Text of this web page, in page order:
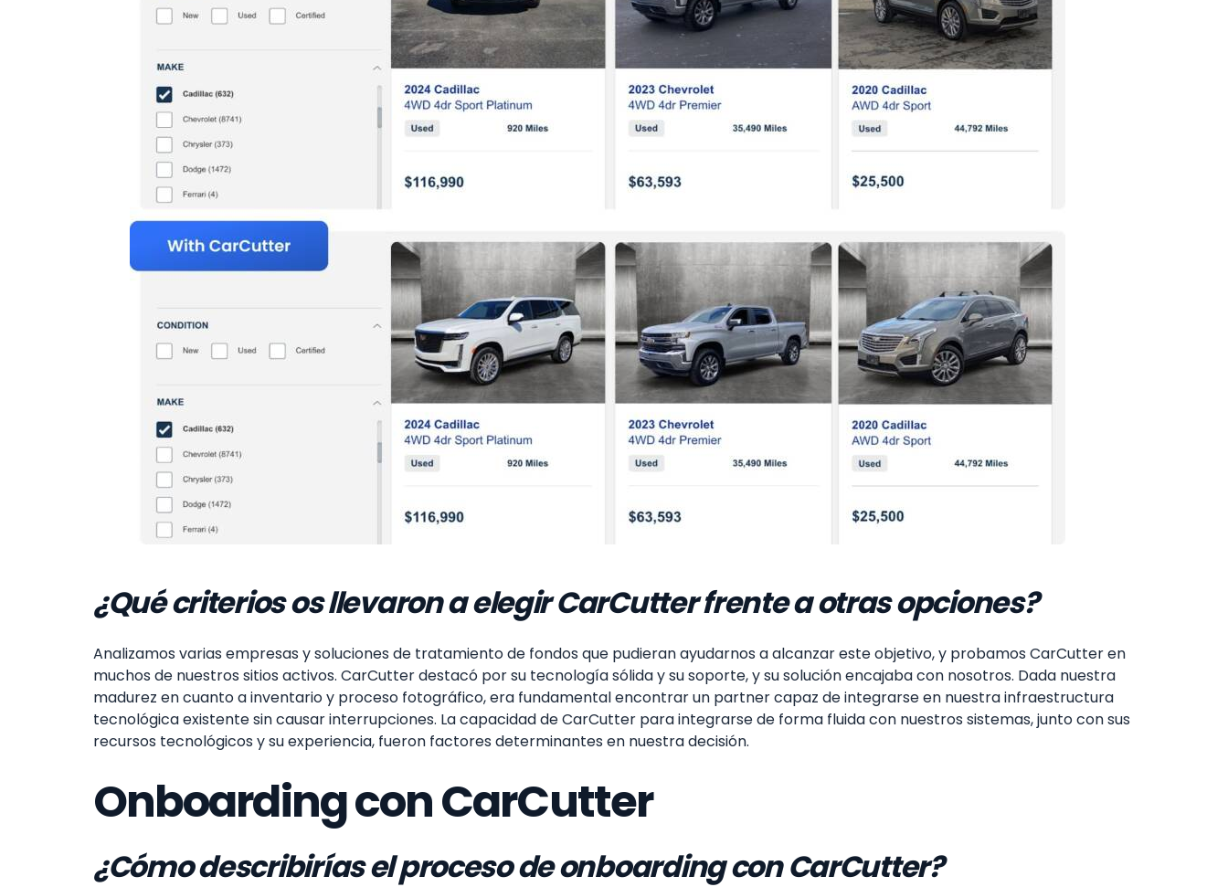
¿Qué criterios os llevaron a elegir CarCutter frente a otras opciones?
Analizamos varias empresas y soluciones de tratamiento de fondos que pudieran ayudarnos a alcanzar este objetivo, y probamos CarCutter en
muchos de nuestros sitios activos. CarCutter destacó por su tecnología sólida y su soporte, y su solución encajaba con nosotros. Dada nuestra
madurez en cuanto a inventario y proceso fotográfico, era fundamental encontrar un partner capaz de integrarse en nuestra infraestructura
tecnológica existente sin causar interrupciones. La capacidad de CarCutter para integrarse de forma fluida con nuestros sistemas, junto con sus
recursos tecnológicos y su experiencia, fueron factores determinantes en nuestra decisión.
Onboarding con CarCutter
¿Cómo describirías el proceso de onboarding con CarCutter?